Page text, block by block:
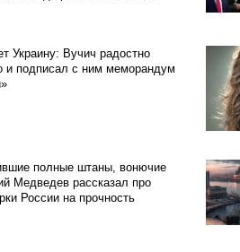
Украину: Вучич радостно
и подписал с ним меморандум
полные штаны, вонючие
Медведев рассказал про
России на прочность